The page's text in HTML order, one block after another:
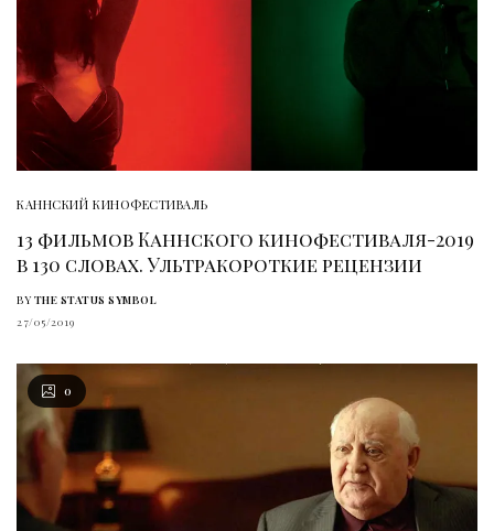
КАННСКИЙ КИНОФЕСТИВАЛЬ
13 фильмов Каннского кинофестиваля-2019
в 130 словах. Ультракороткие рецензии
BY THE STATUS SYMBOL
27/05/2019
0